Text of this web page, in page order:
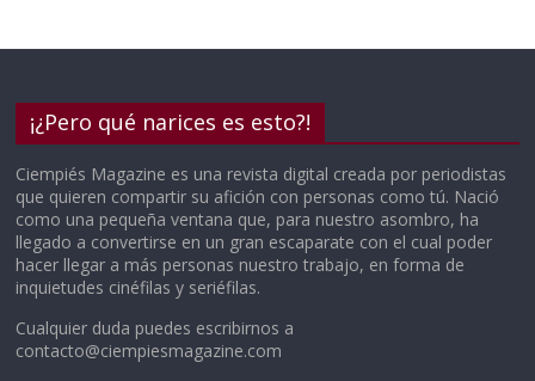
¡¿Pero qué narices es esto?!
Ciempiés Magazine es una revista digital creada por periodistas
que quieren compartir su afición con personas como tú. Nació
como una pequeña ventana que, para nuestro asombro, ha
llegado a convertirse en un gran escaparate con el cual poder
hacer llegar a más personas nuestro trabajo, en forma de
inquietudes cinéfilas y seriéfilas.
Cualquier duda puedes escribirnos a
contacto@ciempiesmagazine.com